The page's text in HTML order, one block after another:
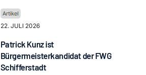
22. JULI 2026
Patrick Kunz ist
Bürgermeisterkandidat der FWG
Schifferstadt